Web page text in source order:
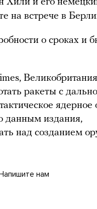
и его
на встрече в
о сроках и
Великобритания
ракеты с
ядерное
данным издания,
над созданием
нам